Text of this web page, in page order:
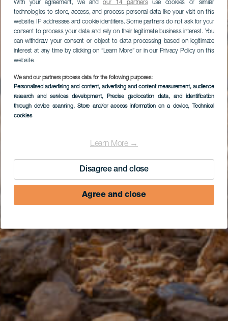
With your agreement, we andour 14 partnersuse cookies or similar
technologies to store, access, and process personal data like your visit on this
website, IP addresses and cookie identifiers. Some partners do not ask for your
consent to process your data and rely on their legitimate business interest. You
can withdraw your consent or object to data processing based on legitimate
interest at any time by clicking on “Learn More” or in our Privacy Policy on this
website.
We and our partners process data for the following purposes:
Personalised advertising and content, advertising and content measurement, audience
research and services development, Precise geolocation data, and identification
through device scanning, Store and/or access information on a device, Technical
cookies
Learn More →
Disagree and close
Agree and close